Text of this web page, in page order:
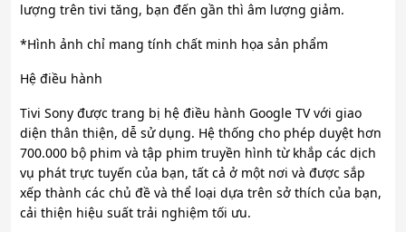
lượng trên tivi tăng, bạn đến gần thì âm lượng giảm.
*Hình ảnh chỉ mang tính chất minh họa sản phẩm
Hệ điều hành
Tivi Sony được trang bị hệ điều hành Google TV với giao
diện thân thiện, dễ sử dụng. Hệ thống cho phép duyệt hơn
700.000 bộ phim và tập phim truyền hình từ khắp các dịch
vụ phát trực tuyến của bạn, tất cả ở một nơi và được sắp
xếp thành các chủ đề và thể loại dựa trên sở thích của bạn,
cải thiện hiệu suất trải nghiệm tối ưu.